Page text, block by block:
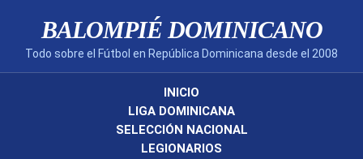
BALOMPIÉ DOMINICANO
Todo sobre el Fútbol en República Dominicana desde el 2008
INICIO
LIGA DOMINICANA
SELECCIÓN NACIONAL
LEGIONARIOS